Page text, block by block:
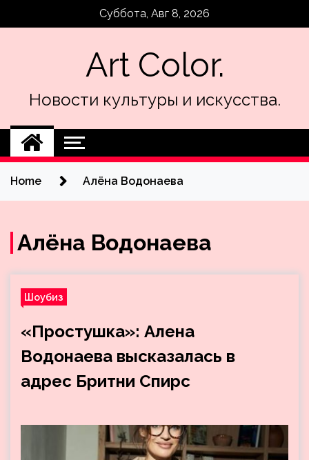
Суббота, Авг 8, 2026
Art Color.
Новости культуры и искусства.
Home Алёна Водонаева
Алёна Водонаева
Шоубиз
«Простушка»: Алена
Водонаева высказалась в
адрес Бритни Спирс